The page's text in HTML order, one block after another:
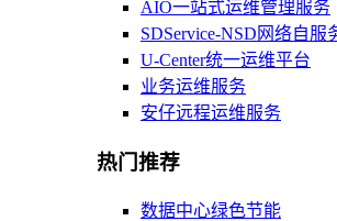
AIO一站式运维管理服务
SDService-NSD网络自服
U-Center统一运维平台
业务运维服务
安仔远程运维服务
热门推荐
数据中心绿色节能